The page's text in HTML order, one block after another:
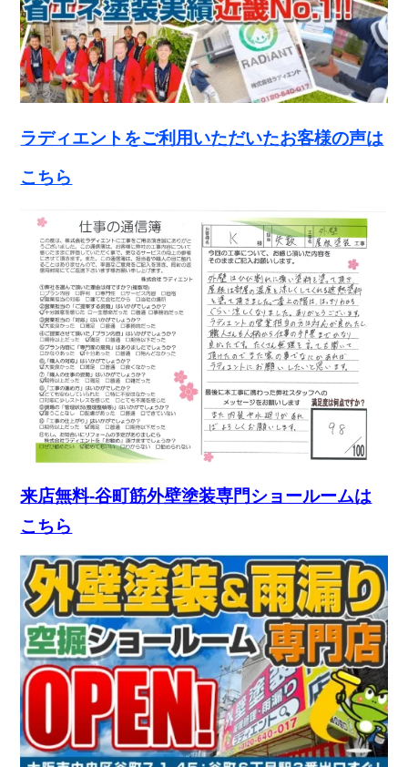
ラディエントをご利用いただいたお客様の声は
こちら
来店無料-谷町筋外壁塗装専門ショールームは
こちら